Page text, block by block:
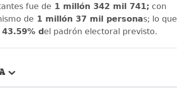
fue de 1 millón 342 mil 741; con
de 1 millón 37 mil personas; lo que
43.59% del padrón electoral previsto.